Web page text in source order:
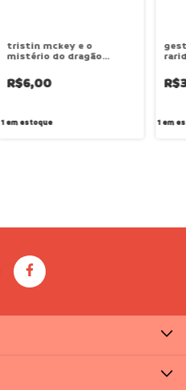
tristin mckey e o
mistério do dragão
carrol
R$6,00
1em estoque 1em